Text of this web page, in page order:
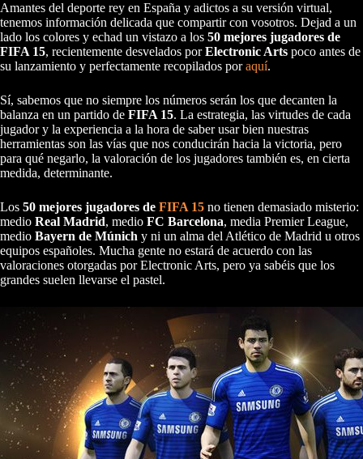
Amantes del deporte rey en España y adictos a su versión virtual,
tenemos información delicada que compartir con vosotros. Dejad a un
lado los colores y echad un vistazo a los 50 mejores jugadores de
FIFA 15, recientemente desvelados porElectronic Arts poco antes de
su lanzamiento y perfectamente recopilados poraquí.
Sí, sabemos que no siempre los números serán los que decanten la
balanza en un partido de FIFA 15. La estrategia, las virtudes de cada
jugador y la experiencia a la hora de saber usar bien nuestras
herramientas son las vías que nos conducirán hacia la victoria, pero
para qué negarlo, la valoración de los jugadores también es, en cierta
medida, determinante.
Los 50 mejores jugadores de FIFA 15 no tienen demasiado misterio:
medio Real Madrid, medio FC Barcelona, media Premier League,
medio Bayern de Múnich y ni un alma del Atlético de Madrid u otros
equipos españoles. Mucha gente no estará de acuerdo con las
valoraciones otorgadas por Electronic Arts, pero ya sabéis que los
grandes suelen llevarse el pastel.